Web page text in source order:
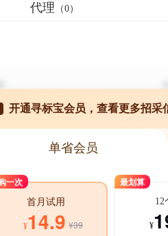
代理 （0）
开通寻标宝会员，查看更多招采
单省会员
一次
首月试用
¥14.9 ¥39
最划算
12
¥